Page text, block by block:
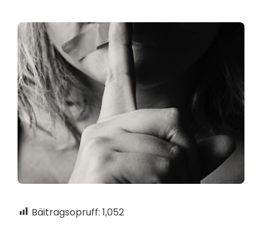
Bäitragsopruff: 1,052